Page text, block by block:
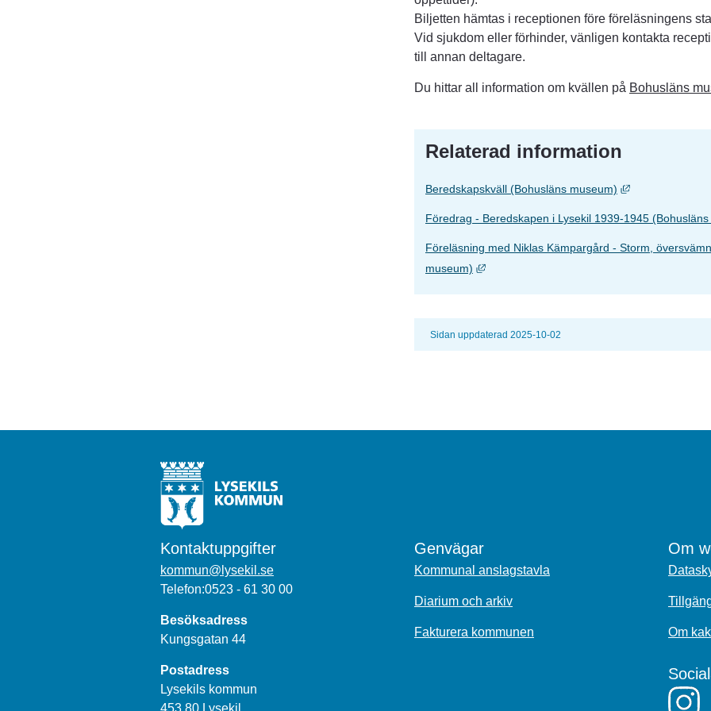
Biljetten hämtas i receptionen före föreläsningens
Vid sjukdom eller förhinder, vänligen kontakta
till annan deltagare.
Du hittar all information om kvällen på Bohusläns
Relaterad information
Beredskapskväll (Bohusläns museum) Länk till annan
Föredrag - Beredskapen i Lysekil 1939-1945
Föreläsning med Niklas Kämpargård - Storm,
museum)
Länk till annan webbplats, öppnas i nytt
Sidan uppdaterad 2025-10-02
Kontaktuppgifter
kommun@lysekil.se
Telefon:0523 - 61 30 00
Besöksadress
Kungsgatan 44
Postadress
Lysekils kommun
453 80 Lysekil
Genvägar
Kommunal anslagstavla
Diarium och arkiv
Fakturera kommunen
Om
Om